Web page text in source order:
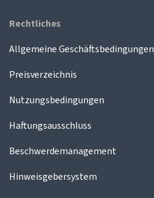
Rechtliches
Allgemeine Geschäftsbedingungen
Preisverzeichnis
Nutzungsbedingungen
Haftungsausschluss
Beschwerdemanagement
Hinweisgebersystem